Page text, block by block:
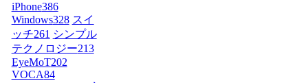
iPhone386
Windows328 スイ
ッチ261 シンプル
テクノロジー213
EyeMoT202
VOCA84